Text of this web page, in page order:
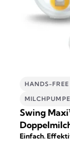
HANDS-FREE
Swing
Einfach.